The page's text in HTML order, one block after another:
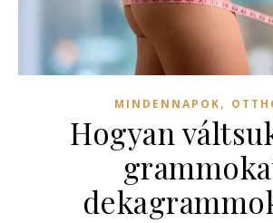
MINDENNAPOK,
Hogyan